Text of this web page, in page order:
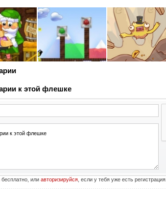
к этой флешке
бесплатно, или авторизируйся, если у тебя уже есть регистрация.